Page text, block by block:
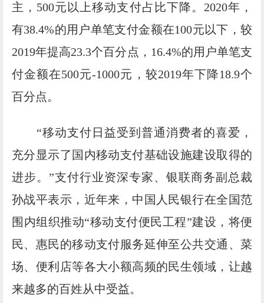
主，500元以上移动支付占比下降。2020年，
有38.4%的用户单笔支付金额在100元以下，较
2019年提高23.3个百分点，16.4%的用户单笔支
付金额在500元-1000元，较2019年下降18.9个
百分点。
“移动支付日益受到普通消费者的喜爱，
充分显示了国内移动支付基础设施建设取得的
进步。”支付行业资深专家、银联商务副总裁
孙战平表示，近年来，中国人民银行在全国范
围内组织推动“移动支付便民工程”建设，将便
民、惠民的移动支付服务延伸至公共交通、菜
场、便利店等各大小额高频的民生领域，让越
来越多的百姓从中受益。